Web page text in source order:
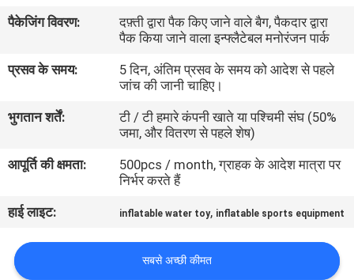
गुणवत्ता
COMPANY
NEWS
साइटमैप
POLICY
पैकेजिंग विवरण:
दफ़्ती द्वारा पैक किए जाने वाले बैग, पैकदार द्वारा
पैक किया जाने वाला इन्फ्लैटेबल मनोरंजन पार्क
प्रसव के समय:
5 दिन, अंतिम प्रसव के समय को आदेश से पहले
जांच की जानी चाहिए।
भुगतान शर्तें:
टी / टी हमारे कंपनी खाते या पश्चिमी संघ (50%
जमा, और वितरण से पहले शेष)
आपूर्ति की क्षमता:
500pcs / month, ग्राहक के आदेश मात्रा पर
निर्भर करते हैं
हाई लाइट:
inflatable water toy, inflatable sports equipment
सबसे अच्छी कीमत